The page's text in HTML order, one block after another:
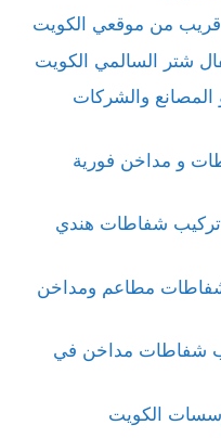
قريب من موقعي الكويت
شتر السالمي الكويت
المصانع والشركات
و مداخن فورية
تركيب شفاطات هندي
مطاعم ومداخن
شفاطات مداخن في
الكويت